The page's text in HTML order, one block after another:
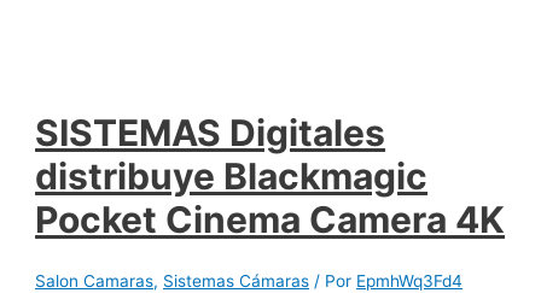
SISTEMAS Digitales
distribuye Blackmagic
Pocket Cinema Camera 4K
Salon Camaras, Sistemas Cámaras / Por EpmhWq3Fd4